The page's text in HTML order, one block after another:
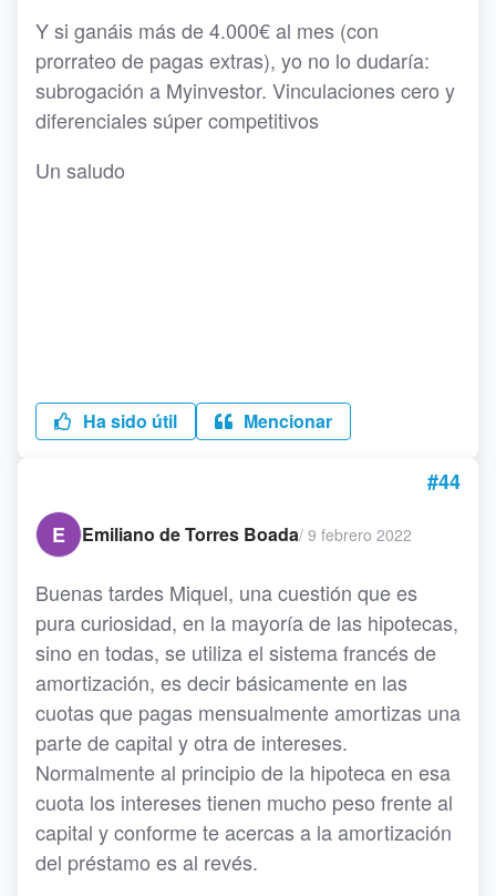
Y si ganáis más de 4.000€ al mes (con
prorrateo de pagas extras), yo no lo dudaría:
subrogación a Myinvestor. Vinculaciones cero y
diferenciales súper competitivos
Un saludo
Ha sido útil Mencionar
#44
E
Emiliano de Torres Boada/ 9 febrero 2022
Buenas tardes Miquel, una cuestión que es
pura curiosidad, en la mayoría de las hipotecas,
sino en todas, se utiliza el sistema francés de
amortización, es decir básicamente en las
cuotas que pagas mensualmente amortizas una
parte de capital y otra de intereses.
Normalmente al principio de la hipoteca en esa
cuota los intereses tienen mucho peso frente al
capital y conforme te acercas a la amortización
del préstamo es al revés.